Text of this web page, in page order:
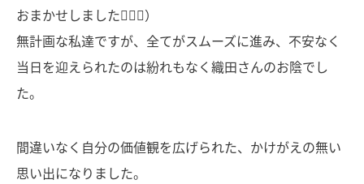
おまかせしました🧚🏻‍♀️）
無計画な私達ですが、全てがスムーズに進み、不安なく
当日を迎えられたのは紛れもなく織田さんのお陰でし
た。
間違いなく自分の価値観を広げられた、かけがえの無い
思い出になりました。